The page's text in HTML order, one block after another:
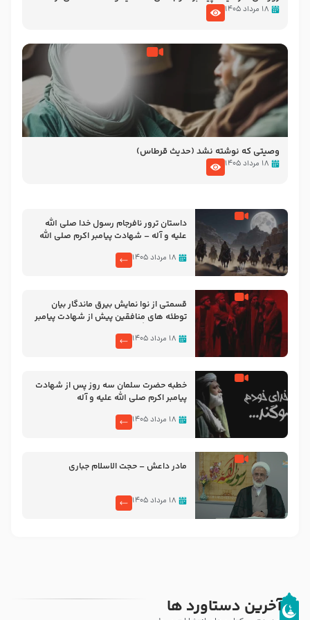
نوانمایش حرامیان در احرام – 1389
۱۸ مرداد ۱۴۰۵
وصیتی که نوشته نشد (حدیث قرطاس)
۱۸ مرداد ۱۴۰۵
‌‌‌‌‌‌‌داستان ترور نافرجام رسول خدا صلی الله
علیه و آله – شهادت پیامبر اکرم صلی الله
۱۸ مرداد ۱۴۰۵
قسمتی از نوا نمایش بیرق ماندگار بیان
توطئه های منافقین پیش از شهادت پیامبر
۱۸ مرداد ۱۴۰۵
خطبه حضرت سلمان سه روز پس از شهادت
پیامبر اکرم صلی الله علیه و آله
۱۸ مرداد ۱۴۰۵
مادر داعش – حجت الاسلام جباری
۱۸ مرداد ۱۴۰۵
آخرین دستاورد ها